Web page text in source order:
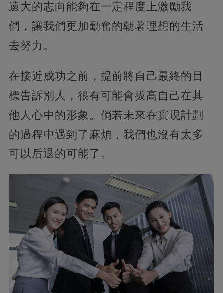
遠大的志向能夠在一定程度上激勵我
們，讓我們更加勤奮的朝著理想的生活
去努力。
在接近成功之前，提前將自己最終的目
標告訴別人，很有可能會拔高自己在其
他人心中的形象。倘若未來在實現計劃
的過程中遇到了麻煩，我們也沒有太多
可以后退的可能了。